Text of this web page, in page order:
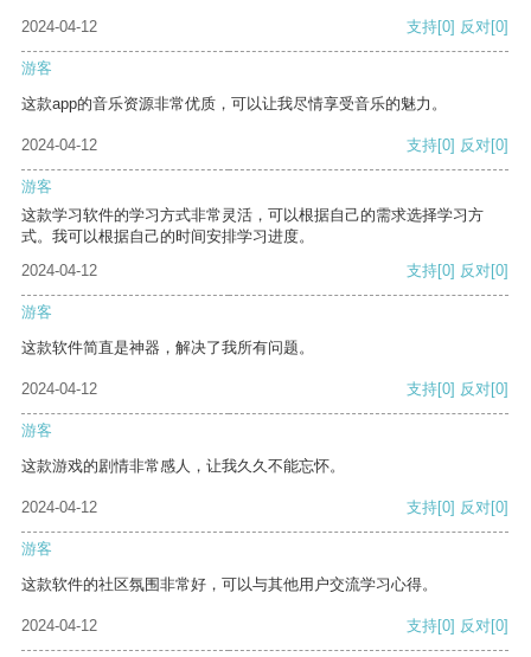
2024-04-12 支持[0] 反对[0]
游客
这款app的音乐资源非常优质，可以让我尽情享受音乐的魅力。
2024-04-12 支持[0] 反对[0]
游客
这款学习软件的学习方式非常灵活，可以根据自己的需求选择学习方
式。我可以根据自己的时间安排学习进度。
2024-04-12
支持[0] 反对[0]
游客
这款软件简直是神器，解决了我所有问题。
2024-04-12 支持[0] 反对[0]
游客
这款游戏的剧情非常感人，让我久久不能忘怀。
2024-04-12 支持[0] 反对[0]
游客
这款软件的社区氛围非常好，可以与其他用户交流学习心得。
2024-04-12 支持[0] 反对[0]